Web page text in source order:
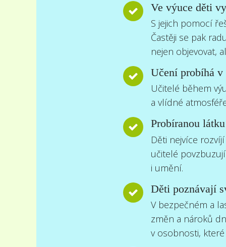
Ve výuce děti
S jejich pomocí
Častěji se pak
nejen objevovat,
Učení probíhá v
Učitelé během
a vlídné
Probíranou
Děti nejvíce
učitelé
i umění.
Děti poznávají
V bezpečném a
změn a nároků
v osobnosti,